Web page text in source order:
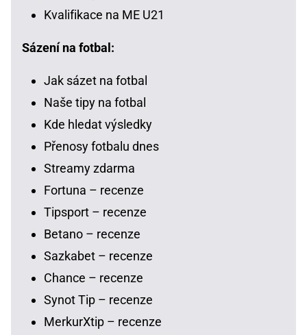
Kvalifikace na ME U21
Sázení na fotbal:
Jak sázet na fotbal
Naše tipy na fotbal
Kde hledat výsledky
Přenosy fotbalu dnes
Streamy zdarma
Fortuna – recenze
Tipsport – recenze
Betano – recenze
Sazkabet – recenze
Chance – recenze
Synot Tip – recenze
MerkurXtip – recenze